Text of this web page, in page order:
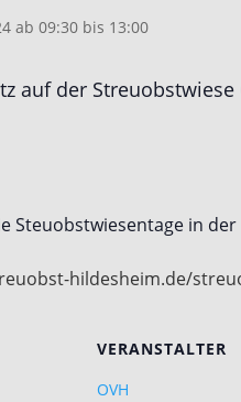
ab 09:30 bis 13:00
auf der Streuobstwiese
Steuobstwiesentage in
hildesheim.de/
VERANSTALTER
OVH